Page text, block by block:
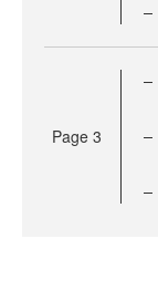
Page 3